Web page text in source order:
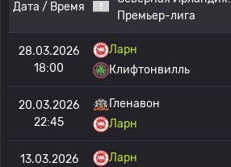
Дата / Время
Премьер-лига
28.03.2026
18:00
Ларн
Клифтонвилль
20.03.2026
22:45
Гленавон
Ларн
13.03.2026
Ларн